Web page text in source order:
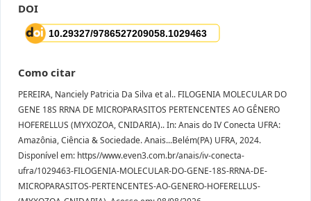
DOI
Como citar
PEREIRA, Nanciely Patricia Da Silva et al.. FILOGENIA MOLECULAR DO
GENE 18S RRNA DE MICROPARASITOS PERTENCENTES AO GÊNERO
HOFERELLUS (MYXOZOA, CNIDARIA).. In: Anais do IV Conecta UFRA:
Amazônia, Ciência & Sociedade. Anais...Belém(PA) UFRA, 2024.
Disponível em: https//www.even3.com.br/anais/iv-conecta-
ufra/1029463-FILOGENIA-MOLECULAR-DO-GENE-18S-RRNA-DE-
MICROPARASITOS-PERTENCENTES-AO-GENERO-HOFERELLUS-